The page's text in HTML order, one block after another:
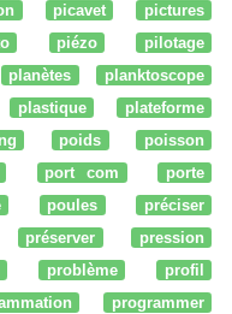
picavet
pictures
piézo
pilotage
planètes
planktoscope
plastique
plateforme
poids
poisson
port com
porte
poules
préciser
préserver
pression
problème
profil
programmer